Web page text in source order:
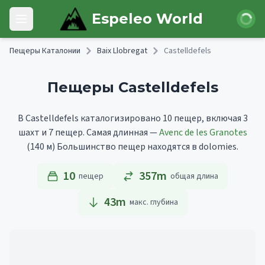
Skip to main content
Open main menu Espeleo World Войти
Пещеры Каталонии Baix Llobregat Castelldefels
Пещеры Castelldefels
В Castelldefels каталогизировано 10 пещер, включая 3
шахт и 7 пещер.Самая длинная —Avenc de les Granotes
(140 м) Большинство пещер находятся в dolomies.
10 пещер 357m общая длина
43m макс. глубина